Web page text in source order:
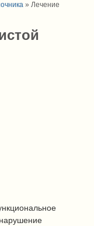
» Лечение